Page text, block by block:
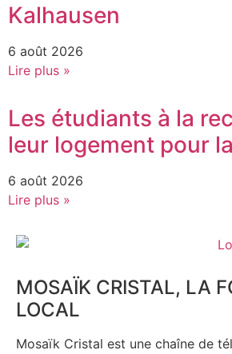
Kalhausen
6 août 2026
Lire plus »
Les étudiants à la
leur logement pour
6 août 2026
Lire plus »
MOSAÏK CRISTAL, LA
LOCAL
Mosaïk Cristal est une chaîne de